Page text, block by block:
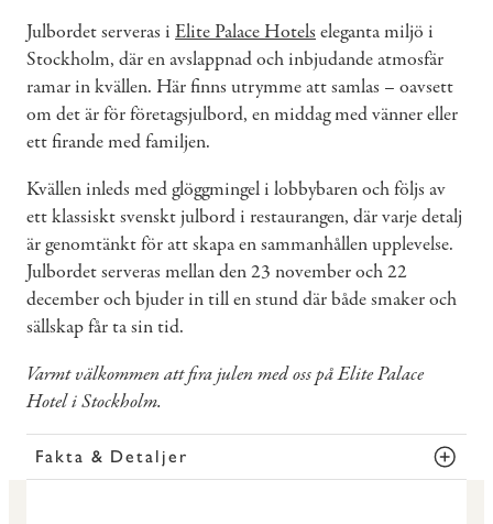
Julbordet serveras i Elite Palace Hotelseleganta miljö i
Stockholm, där en avslappnad och inbjudande atmosfär
ramar in kvällen. Här finns utrymme att samlas – oavsett
om det är för företagsjulbord, en middag med vänner eller
ett firande med familjen.
Kvällen inleds med glöggmingel i lobbybaren och följs av
ett klassiskt svenskt julbord i restaurangen, där varje detalj
är genomtänkt för att skapa en sammanhållen upplevelse.
Julbordet serveras mellan den 23 november och 22
december och bjuder in till en stund där både smaker och
sällskap får ta sin tid.
Varmt välkommen att fira julen med oss på Elite Palace
Hotel i Stockholm.
Fakta & Detaljer